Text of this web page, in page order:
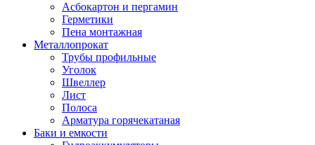
Асбокартон и пергамин
Герметики
Пена монтажная
Металлопрокат
Трубы профильные
Уголок
Швеллер
Лист
Полоса
Арматура горячекатаная
Баки и емкости